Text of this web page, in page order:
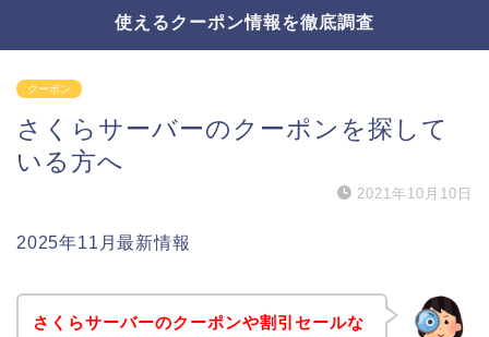
使えるクーポン情報を徹底調査
クーポン
さくらサーバーのクーポンを探して
いる方へ
2021年10月10日
2025年11月最新情報
さくらサーバーのクーポンや割引セールな